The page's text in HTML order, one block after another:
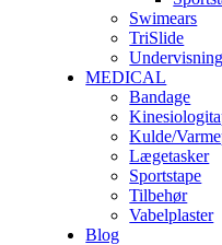
Swimears
TriSlide
Undervisning
MEDICAL
Bandage
Kulde/
Lægetasker
Sportstape
Tilbehør
Vabelplaster
Blog